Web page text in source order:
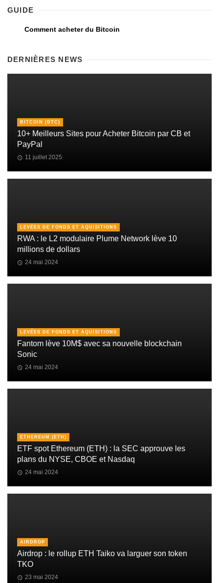
GUIDE
Comment acheter du Bitcoin
DERNIÈRES NEWS
BITCOIN (BTC)
10+ Meilleurs Sites pour Acheter Bitcoin par CB et
PayPal
11 juillet 2025
LEVÉES DE FONDS ET AQUISITIONS
RWA : le L2 modulaire Plume Network lève 10
millions de dollars
24 mai 2024
LEVÉES DE FONDS ET AQUISITIONS
Fantom lève 10M$ avec sa nouvelle blockchain
Sonic
24 mai 2024
ETHEREUM (ETH)
ETF spot Ethereum (ETH) : la SEC approuve les
plans du NYSE, CBOE et Nasdaq
24 mai 2024
AIRDROP
Airdrop : le rollup ETH Taiko va larguer son token
TKO
23 mai 2024